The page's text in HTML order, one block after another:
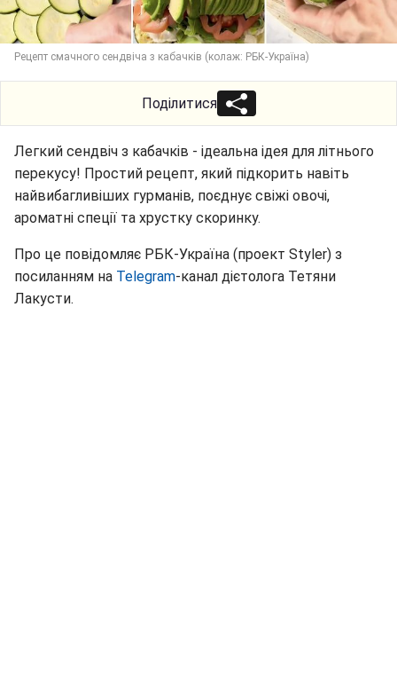
Рецепт смачного сендвіча з кабачків (колаж: РБК-Україна)
Поділитися
Легкий сендвіч з кабачків - ідеальна ідея для літнього
перекусу! Простий рецепт, який підкорить навіть
найвибагливіших гурманів, поєднує свіжі овочі,
ароматні спеції та хрустку скоринку.
Про це повідомляє РБК-Україна (проект Styler) з
посиланням на Telegram-канал дієтолога Тетяни
Лакусти.